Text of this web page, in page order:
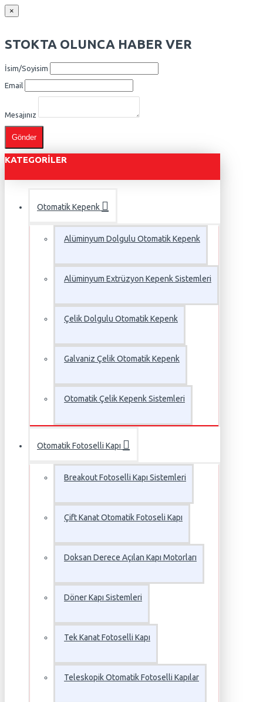
×
STOKTA OLUNCA HABER VER
İsim/Soyisim
Email
Mesajınız
Gönder
KATEGORILER
Otomatik Kepenk
Alüminyum Dolgulu Otomatik Kepenk
Alüminyum Extrüzyon Kepenk Sistemleri
Çelik Dolgulu Otomatik Kepenk
Galvaniz Çelik Otomatik Kepenk
Otomatik Çelik Kepenk Sistemleri
Otomatik Fotoselli Kapı
Breakout Fotoselli Kapı Sistemleri
Çift Kanat Otomatik Fotoseli Kapı
Doksan Derece Açılan Kapı Motorları
Döner Kapı Sistemleri
Tek Kanat Fotoselli Kapı
Teleskopik Otomatik Fotoselli Kapılar